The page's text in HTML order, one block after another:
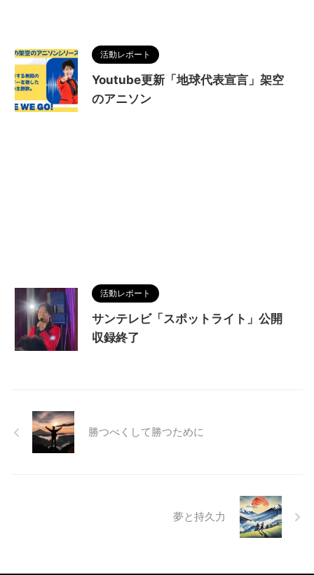
活動レポート
Youtube更新「地球代表宣言」架空
のアニソン
活動レポート
サンテレビ「スポットライト」公開
収録終了
勝つべくして勝つために
夢と持久力